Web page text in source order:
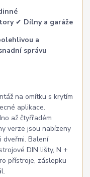
✔ Dílny a garáže
a
správu
na omítku s krytím
aplikace.
až čtyřřadém
verze jsou nabízeny
dveřmi. Balení
DIN lišty, N +
přístroje, záslepku